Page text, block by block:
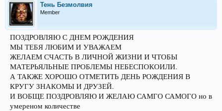
Тень Безмолвия
Member
ПОЗДРОВЛЯЮ С ДНЕМ РОЖДЕНИЯ
МЫ ТЕБЯ ЛЮБИМ И УВАЖАЕМ
ЖЕЛАЕМ СЧАСТЬ В ЛИЧНОЙ ЖИЗНИ И ЧТОБЫ
МАТЕРЬЯЛЬНЫЕ ПРОБЛЕМЫ НЕБЕСПОКОИЛИ.
А ТАКЖЕ ХОРОШО ОТМЕТИТЬ ДЕНЬ РОЖДЕНИЯ В
КРУГУ ЗНАКОМЫ И ДРУЗЕЙ.
И ВОБЩЕ ПОЗДРОВЛЯЮ И ЖЕЛАЮ САМГО САМОГО но в
умереном количестве